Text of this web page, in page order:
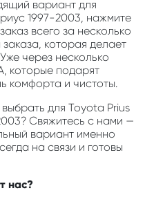
вариант для
1997-2003, нажмите
всего за несколько
которая делает
через несколько
которые подарят
комфорта и чистоты.
для Toyota Prius
Свяжитесь с нами —
вариант именно
на связи и готовы
нас?